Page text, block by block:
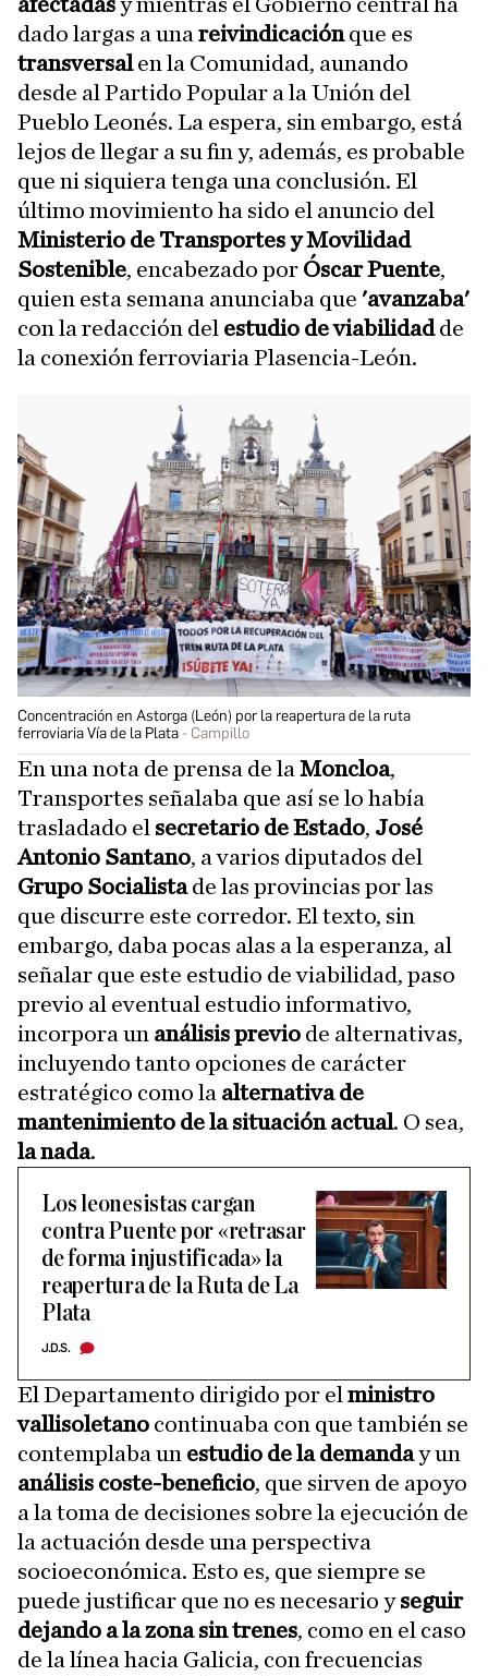
dado largas a una reivindicaciónque es
transversalen la Comunidad, aunando
desde al Partido Popular a la Unión del
Pueblo Leonés. La espera, sin embargo, está
lejos de llegar a su fin y, además, es probable
que ni siquiera tenga una conclusión. El
último movimiento ha sido el anuncio del
Ministerio de Transportes y Movilidad
Sostenible, encabezado por Óscar Puente,
quien esta semana anunciaba que 'avanzaba'
con la redacción del estudio de viabilidadde
la conexión ferroviaria Plasencia-León.
Concentración en Astorga (León) por la reapertura de la ruta
ferroviaria Vía de la Plata
Campillo
En una nota de prensa de laMoncloa,
Transportes señalaba que así se lo había
trasladado el secretario de Estado, José
Antonio Santano, a varios diputados del
Grupo Socialistade las provincias por las
que discurre este corredor. El texto, sin
embargo, daba pocas alas a la esperanza, al
señalar que este estudio de viabilidad, paso
previo al eventual estudio informativo,
incorpora un análisis previo de alternativas,
incluyendo tanto opciones de carácter
estratégico como la alternativa de
mantenimiento de la situación actual. O sea,
la nada.
Los leonesistas cargan
contra Puente por «retrasar
de forma injustificada» la
reapertura de la Ruta de La
Plata
J.D.S.
El Departamento dirigido por elministro
vallisoletano continuaba con que también se
contemplaba un estudio de la demanday un
análisis coste-beneficio, que sirven de apoyo
a la toma de decisiones sobre la ejecución de
la actuación desde una perspectiva
socioeconómica. Esto es, que siempre se
puede justificar que no es necesario yseguir
dejando a la zona sin trenes, como en el caso
de la línea hacia Galicia, con frecuencias